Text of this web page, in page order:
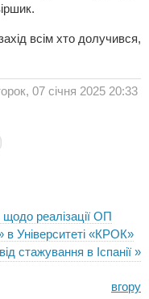
всім хто долучився,
07 січня 2025 20:33
реалізації ОП
Університеті «КРОК»
стажування в Іспанії »
вгору